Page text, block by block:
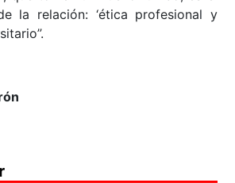
la relación: ‘ética profesional y